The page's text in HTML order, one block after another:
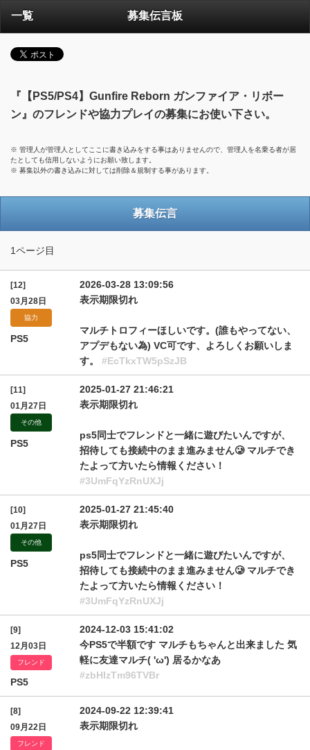
一覧 募集伝言板
『【PS5/PS4】Gunfire Reborn ガンファイア・リボー
ン』のフレンドや協力プレイの募集にお使い下さい。
※ 管理人が管理人としてここに書き込みをする事はありませんので、管理人を名乗る者が居
たとしても信用しないようにお願い致します。
※ 募集以外の書き込みに対しては削除＆規制する事があります。
募集伝言
1ページ目
[12]
03月28日
協力
PS5
2026-03-28 13:09:56
表示期限切れ
マルチトロフィーほしいです。(誰もやってない、
アプデもない為) VC可です、よろしくお願いしま
す。 #EcTkxTW5pSzJB
[11]
01月27日
その他
PS5
2025-01-27 21:46:21
表示期限切れ
ps5同士でフレンドと一緒に遊びたいんですが、
招待しても接続中のまま進みません🥲 マルチでき
たよって方いたら情報ください！
#3UmFqYzRnUXJj
[10]
01月27日
その他
PS5
2025-01-27 21:45:40
表示期限切れ
ps5同士でフレンドと一緒に遊びたいんですが、
招待しても接続中のまま進みません🥲 マルチでき
たよって方いたら情報ください！
#3UmFqYzRnUXJj
[9]
12月03日
フレンド
PS5
2024-12-03 15:41:02
今PS5で半額です マルチもちゃんと出来ました 気
軽に友達マルチ( 'ω') 居るかなあ
#zbHlzTm96TVBr
[8]
09月22日
フレンド
2024-09-22 12:39:41
表示期限切れ